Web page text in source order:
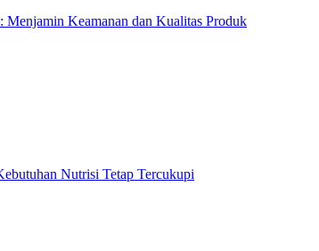
Keamanan dan Kualitas Produk
Nutrisi Tetap Tercukupi